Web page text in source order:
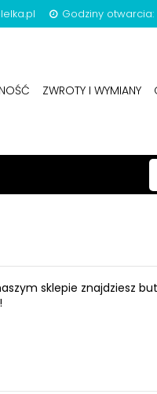
Godziny otwarcia:
ZWROTY I WYMIANY
sklepie znajdziesz